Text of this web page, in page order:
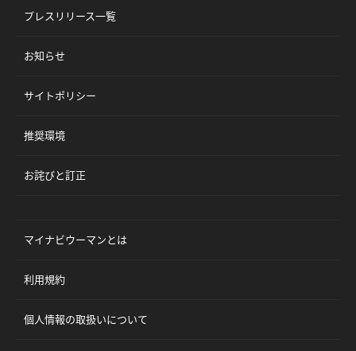
プレスリリース一覧
お知らせ
サイトポリシー
推奨環境
お詫びと訂正
マイナビウーマンとは
利用規約
個人情報の取扱いについて